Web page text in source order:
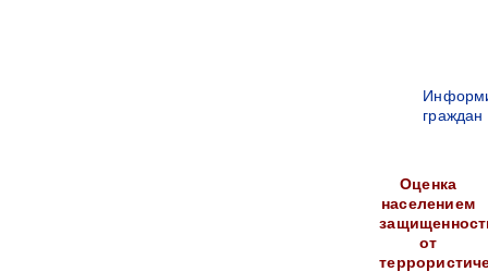
граждан
Оценка
населением
от